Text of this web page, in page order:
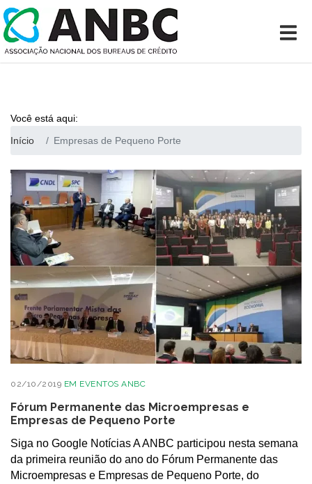
Você está aqui:
Início
Empresas de Pequeno Porte
02/10/2019 EM EVENTOS ANBC
Fórum Permanente das Microempresas e
Empresas de Pequeno Porte
Siga no Google Notícias A ANBC participou nesta semana
da primeira reunião do ano do Fórum Permanente das
Microempresas e Empresas de Pequeno Porte, do